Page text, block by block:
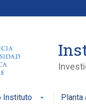
Instituto arrow_drop_down Planta